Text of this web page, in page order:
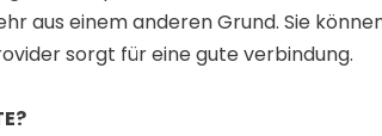
aus einem anderen Grund. Sie
sorgt für eine gute verbindung.